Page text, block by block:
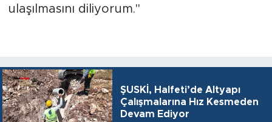
ulaşılmasını diliyorum."
ŞUSKİ, Halfeti’de Altyapı
Çalışmalarına Hız Kesmeden
Devam Ediyor